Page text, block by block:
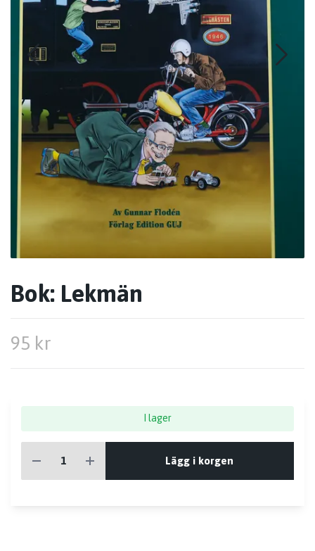
Bok: Lekmän
95 kr
I lager
Lägg i korgen